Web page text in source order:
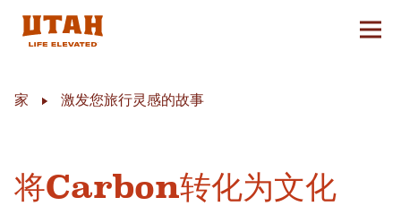
切换
家 激发您旅行灵感的故事
将Carbon转化为文化